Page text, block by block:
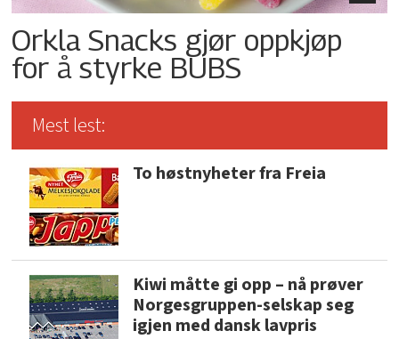
Orkla Snacks gjør oppkjøp
for å styrke BUBS
Mest lest:
To høstnyheter fra Freia
Kiwi måtte gi opp – nå prøver
Norgesgruppen-selskap seg
igjen med dansk lavpris